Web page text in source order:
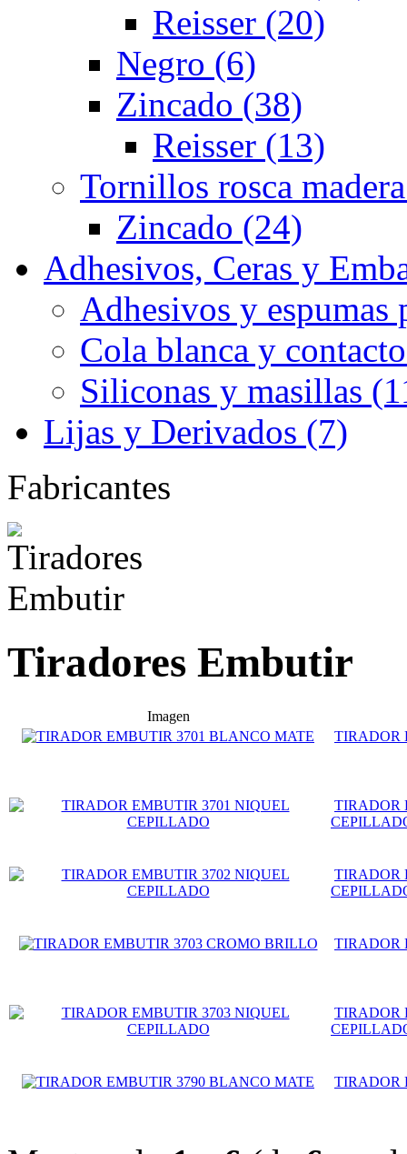
Reisser (20)
Negro (6)
Zincado (38)
Reisser (13)
Tornillos rosca
Zincado (24)
Adhesivos, Ceras y
Adhesivos y
Cola blanca y
Siliconas y masillas
Lijas y Derivados (7)
Fabricantes
Tiradores Embutir
Imagen
TIRADOR
TIRADOR
TIRADOR
TIRADOR
TIRADOR
TIRADOR